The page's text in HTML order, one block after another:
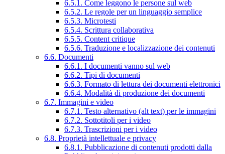
6.5.1. Come leggono le persone sul web
6.5.2. Le regole per un linguaggio semplice
6.5.3. Microtesti
6.5.4. Scrittura collaborativa
6.5.5. Content critique
6.5.6. Traduzione e localizzazione dei contenuti
6.6. Documenti
6.6.1. I documenti vanno sul web
6.6.2. Tipi di documenti
6.6.3. Formato di lettura dei documenti elettronici
6.6.4. Modalità di produzione dei documenti
6.7. Immagini e video
6.7.1. Testo alternativo (alt text) per le immagini
6.7.2. Sottotitoli per i video
6.7.3. Trascrizioni per i video
6.8. Proprietà intellettuale e privacy
6.8.1. Pubblicazione di contenuti prodotti dalla